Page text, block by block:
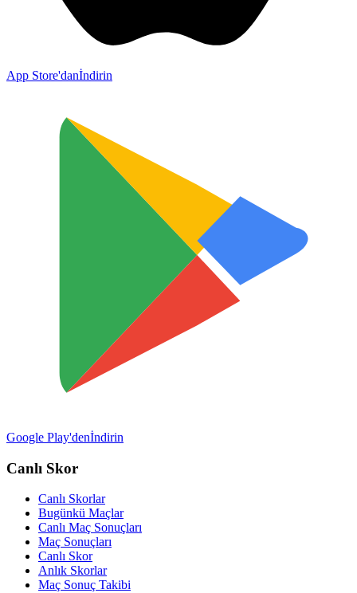
App Store'danİndirin
Google Play'denİndirin
Canlı Skor
Canlı Skorlar
Bugünkü Maçlar
Canlı Maç Sonuçları
Maç Sonuçları
Canlı Skor
Anlık Skorlar
Maç Sonuç Takibi